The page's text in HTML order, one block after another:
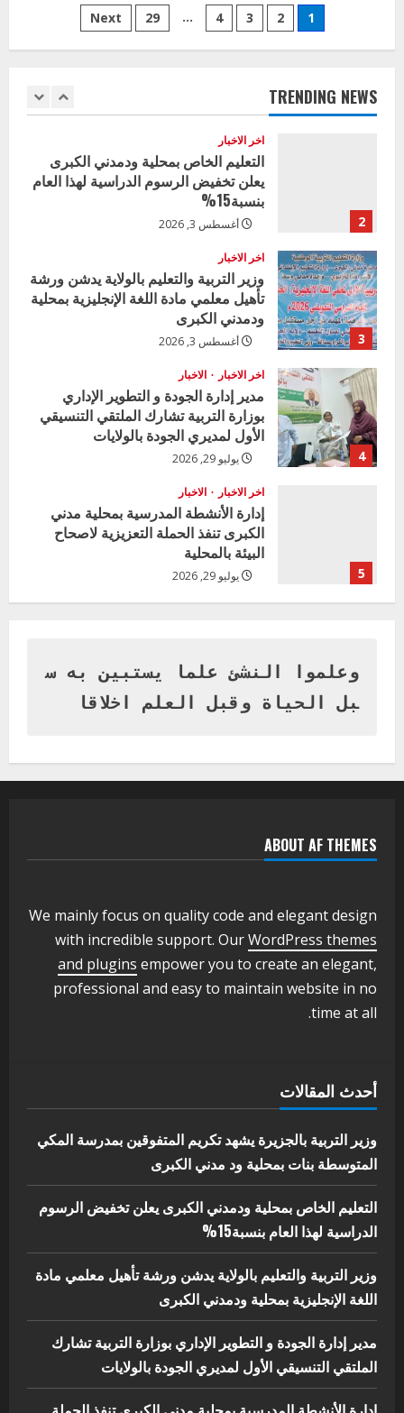
التربية
والتعليم
تدشن
توزيع
التعليم
التعليم
ضمن
مشروع
SPEEP
Posts
pagination
1
2
3
4
…
29
Next
TRENDING NEWS
2
اخر الاخبار
3
اخر الاخبار
وزير التربية والتعليم بالولاية يدشن ورشة
تأهيل معلمي مادة اللغة الإنجليزية بمحلية
ودمدني الكبرى
أغسطس 3, 2026
4
اخر الاخبار
مدير إدارة الجودة و التطوير الإداري
بوزارة التربية تشارك الملتقي التنسيقي
الأول لمديري الجودة بالولايات
يوليو 29, 2026
5
اخر الاخبار الاخبار
إدارة الأنشطة المدرسية بمحلية مدني
الكبرى تنفذ الحملة التعزيزية لاصحاح
البيئة بالمحلية
يوليو 29, 2026
1
اخر الاخبار
وزير التربية بالجزيرة يشهد تكريم
المتفوقين بمدرسة المكي المتوسطة
بنات بمحلية ود مدني الكبرى
أغسطس 3, 2026
بنسبة15%
أغسطس 3, 2026
تأهيل معلمي مادة اللغة الإنجليزية بمحلية
ودمدني الكبرى
4
مدير إدارة الجودة و التطوير الإداري
اخر الاخبار الاخبار
إدارة الأنشطة المدرسية بمحلية مدني
الكبرى تنفذ الحملة التعزيزية لاصحاح
وعلموا النشئ علما يستبين به س
بل الحياة وقبل العلم اخلاقا
ABOUT AF THEMES
We mainly focus on quality code and elegant design
with incredible support. OurWordPress themes
and plugins empower you to create an elegant,
professional and easy to maintain website in no
time at all.
أحدث المقالات
وزير التربية بالجزيرة يشهد تكريم المتفوقين بمدرسة المكي
المتوسطة بنات بمحلية ود مدني الكبرى
التعليم الخاص بمحلية ودمدني الكبرى يعلن تخفيض الرسوم
الدراسية لهذا العام بنسبة15%
وزير التربية والتعليم بالولاية يدشن ورشة تأهيل معلمي مادة
اللغة الإنجليزية بمحلية ودمدني الكبرى
مدير إدارة الجودة و التطوير الإداري بوزارة التربية تشارك
الملتقي التنسيقي الأول لمديري الجودة بالولايات